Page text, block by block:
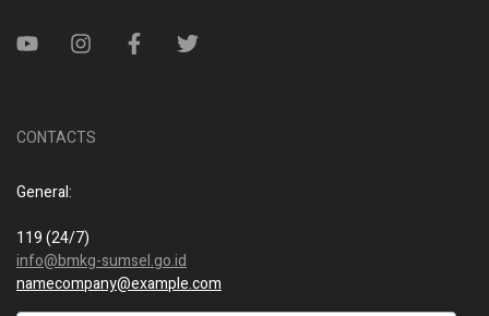
CONTACTS
General:
119 (24/7)
info@bmkg-sumsel.go.id
namecompany@example.com